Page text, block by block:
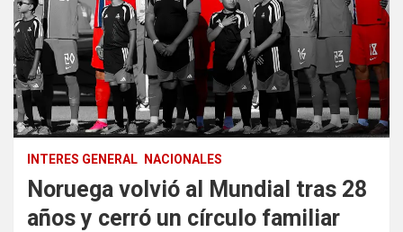
INTERES GENERAL NACIONALES
Noruega volvió al Mundial tras 28
años y cerró un círculo familiar